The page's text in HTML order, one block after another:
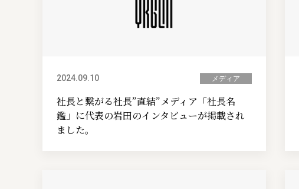
2024.09.10 メディア
社長と繋がる社長”直結”メディア「社長名
鑑」に代表の岩田のインタビューが掲載され
ました。